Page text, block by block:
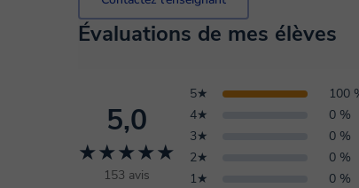
lessons, you don't have to do anything !! 👨‍🎓 Exercices Chaque cours est immédiatement suivi
d'exercices de grammaire, d'orthographe
conjugation exercises which we do and correct together. J'ai hâte de faire
I’m looking forward to
Évaluations de mes élèves
5,0
★★★★★
153 avis
5★
100
4★
0 %
3★
0 %
2★
0 %
1★
0 %